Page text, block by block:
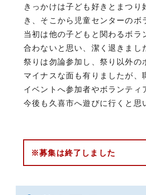
きっかけは子ども好きとまつ
き、そこから児童センターのボ
当初は他の子どもと関わるボ
合わないと思い、潔く退きまし
祭りは勿論参加し、祭り以外の
マイナスな面も有りましたが
イベントへ参加者やボランティ
今後も久喜市へ遊びに行くと思
※募集は終了しました